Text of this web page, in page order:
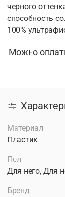
черного
способность
100%
Можно
Материал
Пластик
Пол
Для него, Для
Бренд